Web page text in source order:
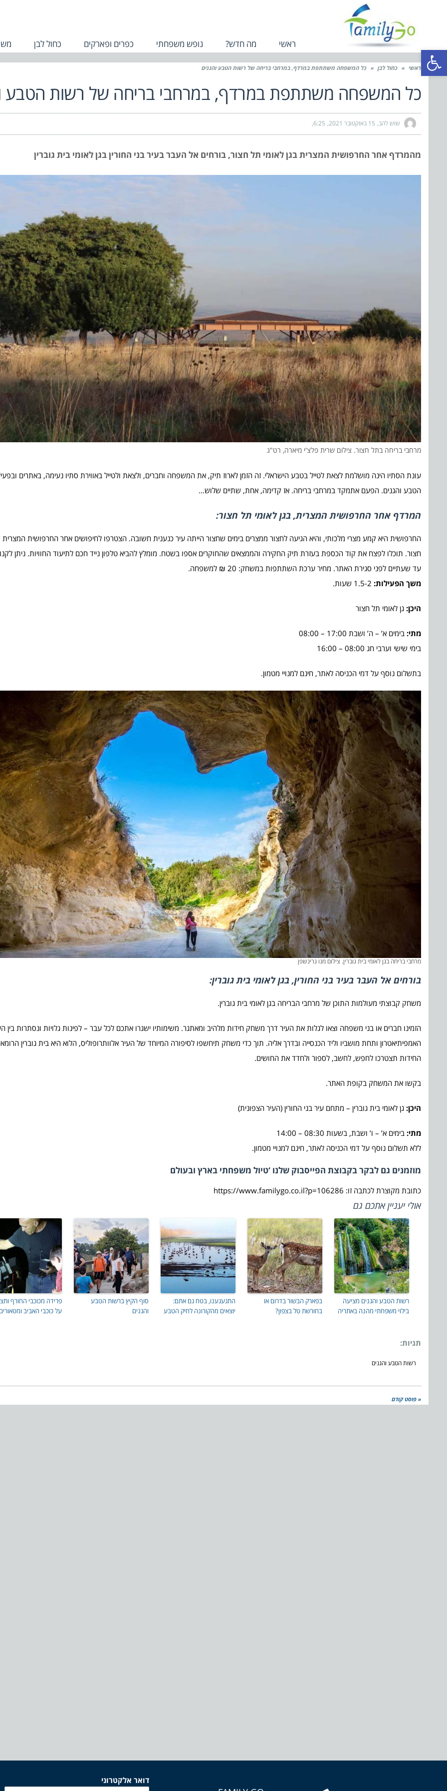
פתח סרגל נגישות ראשי מה חדש? נופש משפחתי כפרים ופארקים כחול לבן
ראשי » כחול לבן » כל המשפחה משתתפת במרדף, במרחבי בריחה של רשות הטבע והגנים
כל המשפחה משתתפת במרדף, במרחבי בריחה של רשות הטבע
שוש להב 15 באוקטובר 2021 6:25
מהמרדף אחר החרפושית המצרית בגן לאומי תל חצור, בורחים אל העבר בעיר בני החורין בגן לאומי בית גוברין
מרחבי בריחה בתל חצור. צילום שרית פלצ'י מיארה, רט"ג
עונת הסתיו הינה מושלמת לצאת לטייל בטבע הישראלי. זה הזמן לארוז תיק, את המשפחה וחברים, ולצאת ולטייל באווירת סתיו נעימה, באתרים
הטבע והגנים. הפעם אתמקד במרחבי בריחה. אז קדימה, אחת, שתיים שלוש…
המרדף אחר החרפושית המצרית, בגן לאומי תל חצור:
החרפושית היא קמע מצרי מלכותי, והיא הגיעה לחצור ממצרים בימים שחצור הייתה עיר כנענית חשובה. הצטרפו לחיפושים אחר החרפושית
חצור. תוכלו לפצח את קוד הכספת בעזרת תיק החקירה והממצאים שהחוקרים אספו בשטח. מומלץ להביא טלפון נייד חכם לתיעוד החוויות. ניתן
עד שעתיים לפני סגירת האתר. מחיר ערכת השתתפות במשחק: 20 ₪ למשפחה.
משך הפעילות:
היכן: גן לאומי תל חצור
מתי: בימים א’ – ה’ ושבת 17:00 – 08:00
בימי שישי וערבי חג 08:00 – 16:00
בתשלום נוסף על דמי הכניסה לאתר, חינם למנויי מטמון.
מרחבי בריחה בגן לאומי בית גוברין. צילום מנו גרינשפן
בורחים אל העבר בעיר בני החורין, בגן לאומי בית גוברין:
משחק קבוצתי מעולמות התוכן של מרחבי הבריחה בגן לאומי בית גוברין.
הזמינו חברים או בני משפחה וצאו לגלות את העיר דרך משחק חידות מלהיב ומאתגר. משימותיו ישגרו אתכם לכל עבר – לפינות גלויות ונסתרות בין
האמפיתיאטרון ותחת מושביו וליד הכנסייה ובדרך אליה. תוך כדי משחק תיחשפו לסיפורה המיוחד של העיר אלוותרופוליס, הלוא היא בית גוברין
החידות תצטרכו לחפש, לחשב, לספור ולחדד את החושים.
בקשו את המשחק בקופת האתר.
היכן: גן לאומי בית גוברין – מתחם עיר בני החורין (העיר הצפונית)
מתי: בימים א’ – ו’ ושבת, בשעות 08:30 – 14:00
ללא תשלום נוסף על דמי הכניסה לאתר, חינם למנויי מטמון.
מוזמנים גם לבקר בקבוצת הפייסבוק שלנו ‘טיול משפחתי בארץ ובעולם
כתובת מקוצרת לכתבה זו: https://www.familygo.co.il?p=106286
אולי יעניין אתכם גם
רשות הטבע והגנים מציעה
בילוי משפחתי מהנה באתריה
בפארק הבשור בדרום או
בחורשת טל בצפון?
התגעגענו, בטח גם אתם:
יוצאים מהקורונה לחיק הטבע
סוף הקיץ ברשות הטבע
והגנים
פרידה מכוכבי החורף
על כוכבי האביב
תגיות:
רשות הטבע והגנים
« פוסט קודם
דואר אלקטרוני